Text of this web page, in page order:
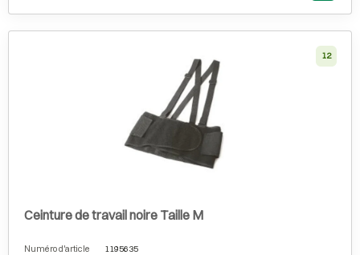
12
Ceinture de travail noire Taille M
Numéro d'article
1195635